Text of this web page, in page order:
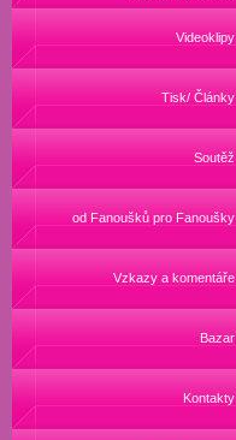
Videoklipy
Tisk/ Články
Soutěž
od Fanoušků pro Fanoušky
Vzkazy a komentáře
Bazar
Kontakty